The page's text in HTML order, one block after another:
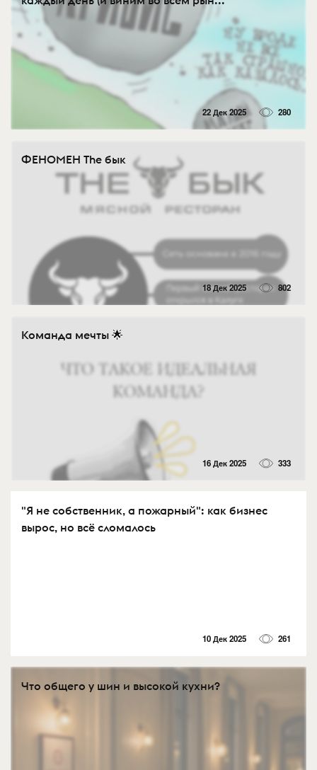
22 Дек 2025 280
ФЕНОМЕН The бык
18 Дек 2025 802
Команда мечты 🌟
16 Дек 2025 333
"Я не собственник, а пожарный": как бизнес
вырос, но всё сломалось
10 Дек 2025 261
Что общего у шин и высокой кухни?